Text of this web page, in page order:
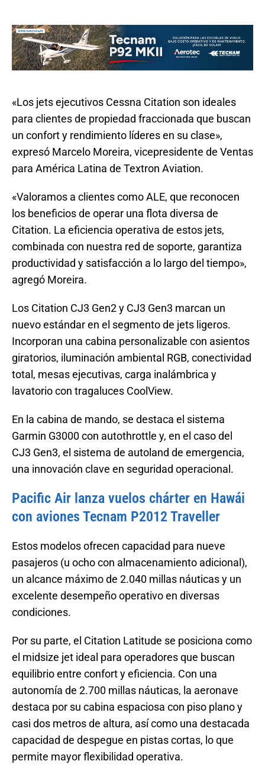
«Los jets ejecutivos Cessna Citation son ideales
para clientes de propiedad fraccionada que buscan
un confort y rendimiento líderes en su clase»,
expresó Marcelo Moreira, vicepresidente de Ventas
para América Latina de Textron Aviation.
«Valoramos a clientes como ALE, que reconocen
los beneficios de operar una flota diversa de
Citation. La eficiencia operativa de estos jets,
combinada con nuestra red de soporte, garantiza
productividad y satisfacción a lo largo del tiempo»,
agregó Moreira.
Los Citation CJ3 Gen2 y CJ3 Gen3 marcan un
nuevo estándar en el segmento de jets ligeros.
Incorporan una cabina personalizable con asientos
giratorios, iluminación ambiental RGB, conectividad
total, mesas ejecutivas, carga inalámbrica y
lavatorio con tragaluces CoolView.
En la cabina de mando, se destaca el sistema
Garmin G3000 con autothrottle y, en el caso del
CJ3 Gen3, el sistema de autoland de emergencia,
una innovación clave en seguridad operacional.
Pacific Air lanza vuelos chárter en Hawái
con aviones Tecnam P2012 Traveller
Estos modelos ofrecen capacidad para nueve
pasajeros (u ocho con almacenamiento adicional),
un alcance máximo de 2.040 millas náuticas y un
excelente desempeño operativo en diversas
condiciones.
Por su parte, el Citation Latitude se posiciona como
el midsize jet ideal para operadores que buscan
equilibrio entre confort y eficiencia. Con una
autonomía de 2.700 millas náuticas, la aeronave
destaca por su cabina espaciosa con piso plano y
casi dos metros de altura, así como una destacada
capacidad de despegue en pistas cortas, lo que
permite mayor flexibilidad operativa.